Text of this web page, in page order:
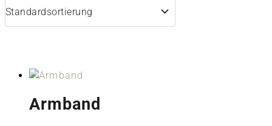
Armband